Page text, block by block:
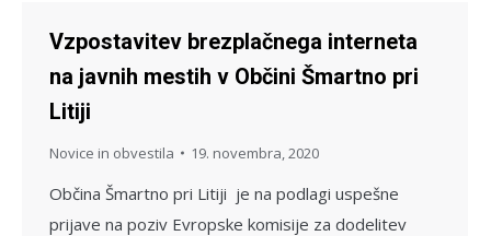
Vzpostavitev brezplačnega interneta
na javnih mestih v Občini Šmartno pri
Litiji
Novice in obvestila 19. novembra, 2020
Občina Šmartno pri Litiji je na podlagi uspešne
prijave na poziv Evropske komisije za dodelitev